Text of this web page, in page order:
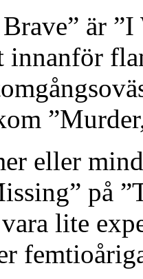
är
innanför
eller
på
lite